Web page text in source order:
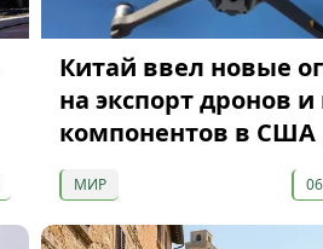
Китай ввел новые
на экспорт дронов и
компонентов в США
МИР